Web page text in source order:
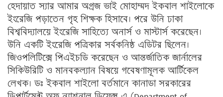
হেদায়াত স্যার আমার অগ্রজ ভাই মোহাম্মদ ইকবাল শাইলোকে
ইংরেজি পড়াতেন গৃহ শিক্ষক হিসাবে। পরে উনি ঢাকা
বিশ্ববিদ্যালয়ে ইংরেজি সাহিত্যে অনার্স ও মাস্টার্স করেছেন।
উনি একটি ইংরেজি পত্রিকার সর্বকনিষ্ঠ এডিটর ছিলেন।
জিওপলিটিক্সে পিএইচডি করেছেন ও আন্তর্জাতিক জার্নালের
সিকিউরিটি ও মানবকল্যান বিষয়ে গবেষণামূলক আর্টিকেল
লেখক। ডঃ ইকবাল শাইলো বর্তমানে কানাডা সরকারের